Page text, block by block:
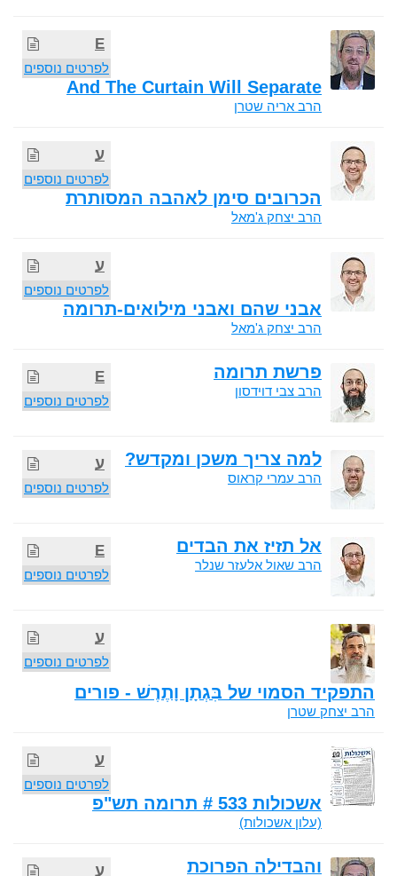
E
לפרטים נוספים
And The Curtain Will Separate
הרב אריה שטרן
ע
לפרטים נוספים
הכרובים סימן לאהבה המסותרת
הרב יצחק ג'מאל
ע
לפרטים נוספים
אבני שהם ואבני מילואים-תרומה
הרב יצחק ג'מאל
E
לפרטים נוספים
פרשת תרומה
הרב צבי דוידסון
ע
לפרטים נוספים
למה צריך משכן ומקדש?
הרב עמרי קראוס
E
לפרטים נוספים
אל תזיז את הבדים
הרב שאול אלעזר שנלר
ע
לפרטים נוספים
התפקיד הסמוי של בִּגְתָן וָתֶרֶשׁ - פורים
הרב יצחק שטרן
ע
לפרטים נוספים
אשכולות 533 # תרומה תש"פ
(עלון אשכולות)
ע והבדילה הפרוכת